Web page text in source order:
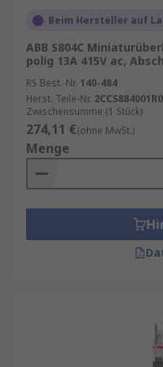
Beim Hersteller auf
ABB S804C
polig 13A 415V ac,
RS Best.-Nr. 140-484
Herst. Teile-Nr.
Zwischensumme (1 Stück)
274,11 €(ohne MwSt.)
Menge